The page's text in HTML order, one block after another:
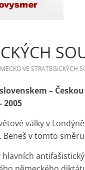
VE STRATEGICKÝCH
–
2005
války v
Beneš v tomto